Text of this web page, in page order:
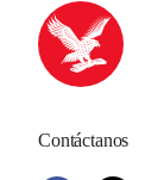
Contáctanos